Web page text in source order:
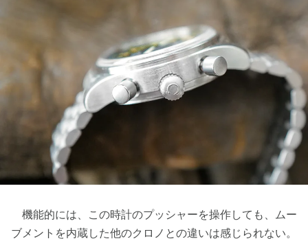
機能的には、この時計のプッシャーを操作しても、ムー
ブメントを内蔵した他のクロノとの違いは感じられない。